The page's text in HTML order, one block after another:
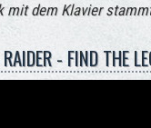
mit dem Klavier
- FIND THE